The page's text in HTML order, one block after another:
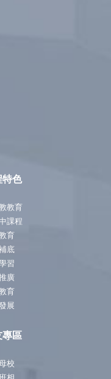
色
教育
課程
育
底
習
廣
育
展
區
校